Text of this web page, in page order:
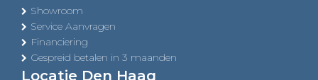
Showroom
Service Aanvragen
Financiering
Gespreid betalen in 3 maanden
Locatie Den Haag